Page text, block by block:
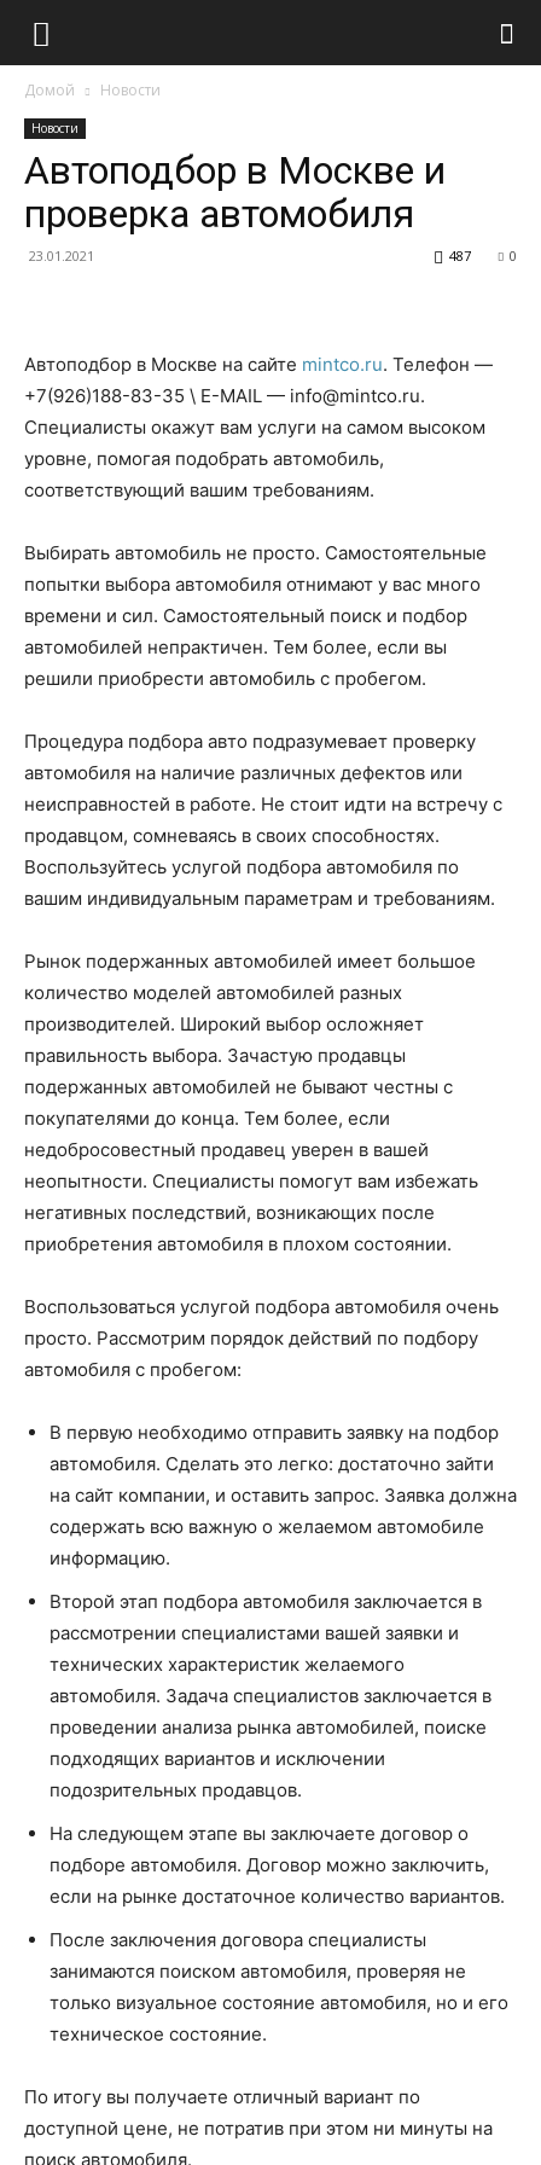
Домой Новости
Новости
Автоподбор в Москве и
проверка автомобиля
23.01.2021 0
487
Автоподбор в Москве на сайте mintco.ru. Телефон —
+7(926)188-83-35 \ E-MAIL — info@mintco.ru.
Специалисты окажут вам услуги на самом высоком
уровне, помогая подобрать автомобиль,
соответствующий вашим требованиям.
Выбирать автомобиль не просто. Самостоятельные
попытки выбора автомобиля отнимают у вас много
времени и сил. Самостоятельный поиск и подбор
автомобилей непрактичен. Тем более, если вы
решили приобрести автомобиль с пробегом.
Процедура подбора авто подразумевает проверку
автомобиля на наличие различных дефектов или
неисправностей в работе. Не стоит идти на встречу с
продавцом, сомневаясь в своих способностях.
Воспользуйтесь услугой подбора автомобиля по
вашим индивидуальным параметрам и требованиям.
Рынок подержанных автомобилей имеет большое
количество моделей автомобилей разных
производителей. Широкий выбор осложняет
правильность выбора. Зачастую продавцы
подержанных автомобилей не бывают честны с
покупателями до конца. Тем более, если
недобросовестный продавец уверен в вашей
неопытности. Специалисты помогут вам избежать
негативных последствий, возникающих после
приобретения автомобиля в плохом состоянии.
Воспользоваться услугой подбора автомобиля очень
просто. Рассмотрим порядок действий по подбору
автомобиля с пробегом:
В первую необходимо отправить заявку на подбор
автомобиля. Сделать это легко: достаточно зайти
на сайт компании, и оставить запрос. Заявка должна
содержать всю важную о желаемом автомобиле
информацию.
Второй этап подбора автомобиля заключается в
рассмотрении специалистами вашей заявки и
технических характеристик желаемого
автомобиля. Задача специалистов заключается в
проведении анализа рынка автомобилей, поиске
подходящих вариантов и исключении
подозрительных продавцов.
На следующем этапе вы заключаете договор о
подборе автомобиля. Договор можно заключить,
если на рынке достаточное количество вариантов.
После заключения договора специалисты
занимаются поиском автомобиля, проверяя не
только визуальное состояние автомобиля, но и его
техническое состояние.
По итогу вы получаете отличный вариант по
доступной цене, не потратив при этом ни минуты на
поиск автомобиля.